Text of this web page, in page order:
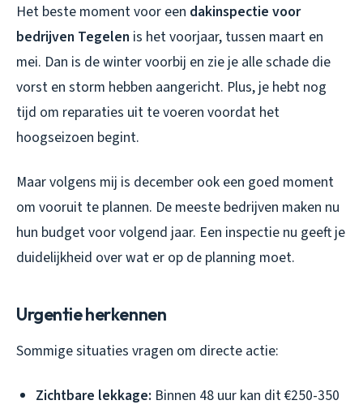
Het beste moment voor een dakinspectie voor
bedrijven Tegelen is het voorjaar, tussen maart en
mei. Dan is de winter voorbij en zie je alle schade die
vorst en storm hebben aangericht. Plus, je hebt nog
tijd om reparaties uit te voeren voordat het
hoogseizoen begint.
Maar volgens mij is december ook een goed moment
om vooruit te plannen. De meeste bedrijven maken nu
hun budget voor volgend jaar. Een inspectie nu geeft je
duidelijkheid over wat er op de planning moet.
Urgentie herkennen
Sommige situaties vragen om directe actie:
Zichtbare lekkage: Binnen 48 uur kan dit €250-350